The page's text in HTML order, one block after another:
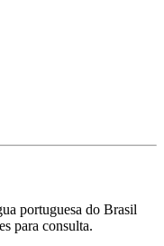
portuguesa do Brasil
para consulta.